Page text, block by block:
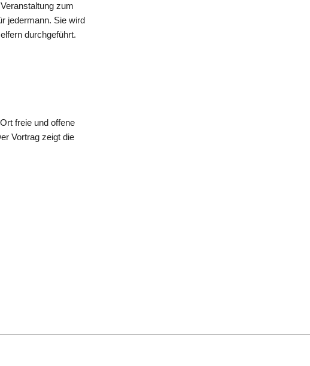
zum
jedermann. Sie wird
durchgeführt.
freie und offene
Vortrag zeigt die